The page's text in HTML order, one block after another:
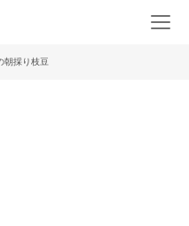
朝採り枝豆